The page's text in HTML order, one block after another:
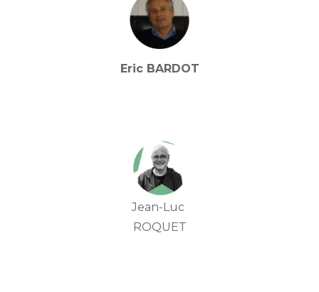
Eric BARDOT
Jean-Luc
ROQUET